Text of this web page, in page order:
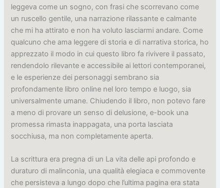
leggeva come un sogno, con frasi che scorrevano come
un ruscello gentile, una narrazione rilassante e calmante
che mi ha attirato e non ha voluto lasciarmi andare. Come
qualcuno che ama leggere di storia e di narrativa storica, ho
apprezzato il modo in cui questo libro fa rivivere il passato,
rendendolo rilevante e accessibile ai lettori contemporanei,
e le esperienze dei personaggi sembrano sia
profondamente libro online nel loro tempo e luogo, sia
universalmente umane. Chiudendo il libro, non potevo fare
a meno di provare un senso di delusione, e-book una
promessa rimasta inappagata, una porta lasciata
socchiusa, ma non completamente aperta.
La scrittura era pregna di un La vita delle api profondo e
duraturo di malinconia, una qualità elegiaca e commovente
che persisteva a lungo dopo che l’ultima pagina era stata